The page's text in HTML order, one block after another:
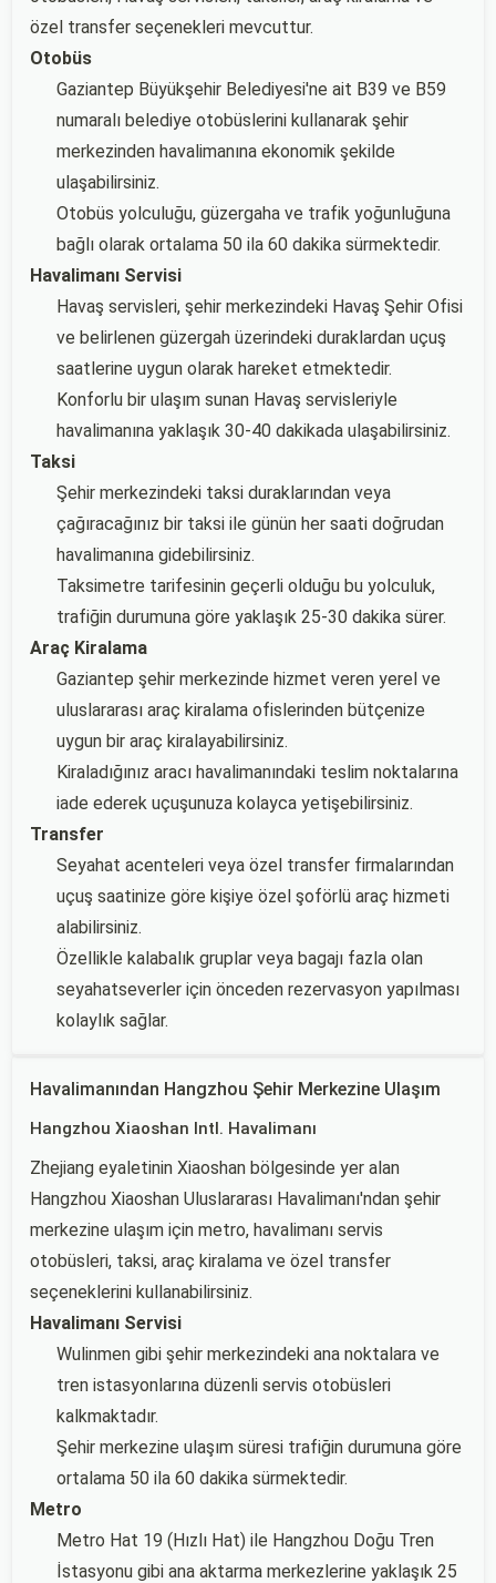
özel transfer seçenekleri mevcuttur.
Otobüs
Gaziantep Büyükşehir Belediyesi'ne ait B39 ve B59
numaralı belediye otobüslerini kullanarak şehir
merkezinden havalimanına ekonomik şekilde
ulaşabilirsiniz.
Otobüs yolculuğu, güzergaha ve trafik yoğunluğuna
bağlı olarak ortalama 50 ila 60 dakika sürmektedir.
Havalimanı Servisi
Havaş servisleri, şehir merkezindeki Havaş Şehir Ofisi
ve belirlenen güzergah üzerindeki duraklardan uçuş
saatlerine uygun olarak hareket etmektedir.
Konforlu bir ulaşım sunan Havaş servisleriyle
havalimanına yaklaşık 30-40 dakikada ulaşabilirsiniz.
Taksi
Şehir merkezindeki taksi duraklarından veya
çağıracağınız bir taksi ile günün her saati doğrudan
havalimanına gidebilirsiniz.
Taksimetre tarifesinin geçerli olduğu bu yolculuk,
trafiğin durumuna göre yaklaşık 25-30 dakika sürer.
Araç Kiralama
Gaziantep şehir merkezinde hizmet veren yerel ve
uluslararası araç kiralama ofislerinden bütçenize
uygun bir araç kiralayabilirsiniz.
Kiraladığınız aracı havalimanındaki teslim noktalarına
iade ederek uçuşunuza kolayca yetişebilirsiniz.
Transfer
Seyahat acenteleri veya özel transfer firmalarından
uçuş saatinize göre kişiye özel şoförlü araç hizmeti
alabilirsiniz.
Özellikle kalabalık gruplar veya bagajı fazla olan
seyahatseverler için önceden rezervasyon yapılması
kolaylık sağlar.
Havalimanından Hangzhou Şehir Merkezine Ulaşım
Hangzhou Xiaoshan Intl. Havalimanı
Zhejiang eyaletinin Xiaoshan bölgesinde yer alan
Hangzhou Xiaoshan Uluslararası Havalimanı'ndan şehir
merkezine ulaşım için metro, havalimanı servis
otobüsleri, taksi, araç kiralama ve özel transfer
seçeneklerini kullanabilirsiniz.
Havalimanı Servisi
Wulinmen gibi şehir merkezindeki ana noktalara ve
tren istasyonlarına düzenli servis otobüsleri
kalkmaktadır.
Şehir merkezine ulaşım süresi trafiğin durumuna göre
ortalama 50 ila 60 dakika sürmektedir.
Metro
Metro Hat 19 (Hızlı Hat) ile Hangzhou Doğu Tren
İstasyonu gibi ana aktarma merkezlerine yaklaşık 25